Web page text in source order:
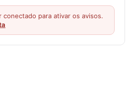
conectado para ativar os avisos.